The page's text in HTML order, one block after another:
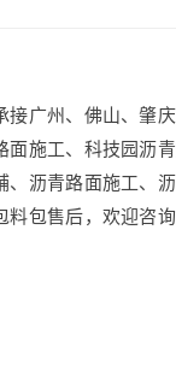
广州、佛山、肇
施工、科技园沥
沥青路面施工、
包售后，欢迎咨询